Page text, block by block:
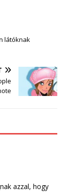
látóknak
azzal, hogy